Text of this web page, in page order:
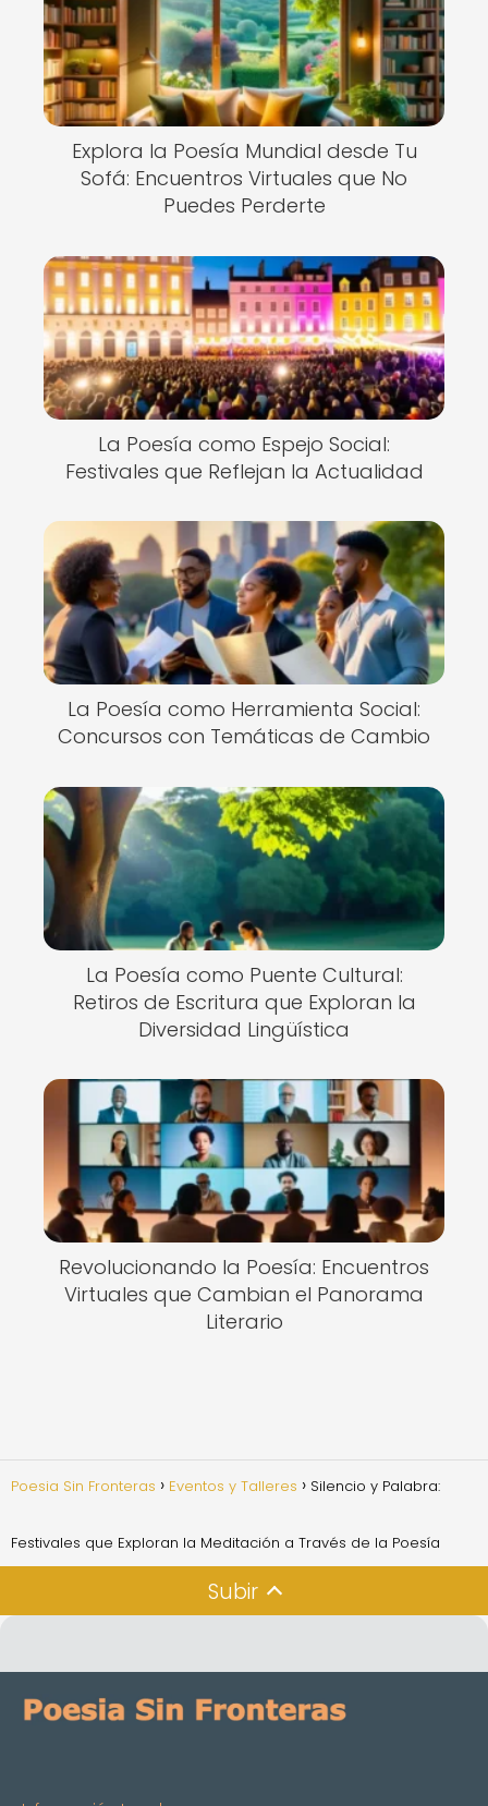
Explora la Poesía Mundial desde Tu
Sofá: Encuentros Virtuales que No
Puedes Perderte
La Poesía como Espejo Social:
Festivales que Reflejan la Actualidad
La Poesía como Herramienta Social:
Concursos con Temáticas de Cambio
La Poesía como Puente Cultural:
Retiros de Escritura que Exploran la
Diversidad Lingüística
Revolucionando la Poesía: Encuentros
Virtuales que Cambian el Panorama
Literario
Poesia Sin Fronteras Eventos y Talleres Silencio y Palabra:
Festivales que Exploran la Meditación a Través de la Poesía
Subir